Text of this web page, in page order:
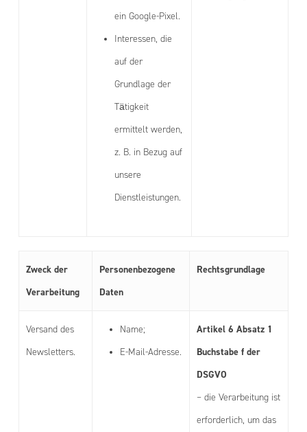
ein Google-Pixel.
Interessen, die
auf der
Grundlage der
Tätigkeit
ermittelt werden,
z. B. in Bezug auf
unsere
Dienstleistungen.
Zweck der
Verarbeitung
Personenbezogene
Daten
Rechtsgrundlage
Versand des
Newsletters.
Name;
E-Mail-Adresse.
Artikel 6 Absatz 1
Buchstabe f der
DSGVO
– die Verarbeitung ist
erforderlich, um das